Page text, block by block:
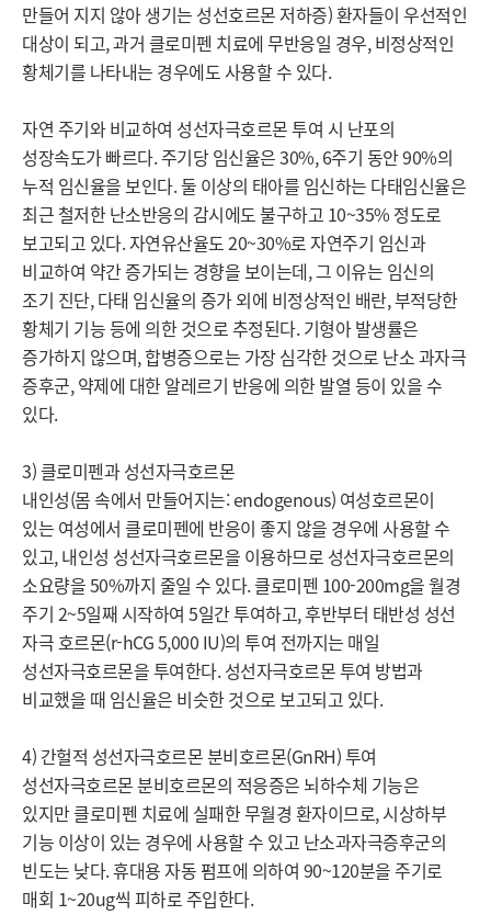
만들어 지지 않아 생기는 성선호르몬 저하증) 환자들이 우선적인
대상이 되고, 과거 클로미펜 치료에 무반응일 경우, 비정상적인
황체기를 나타내는 경우에도 사용할 수 있다.
자연 주기와 비교하여 성선자극호르몬 투여 시 난포의
성장속도가 빠르다. 주기당 임신율은 30%, 6주기 동안 90%의
누적 임신율을 보인다. 둘 이상의 태아를 임신하는 다태임신율은
최근 철저한 난소반응의 감시에도 불구하고 10~35% 정도로
보고되고 있다. 자연유산율도 20~30%로 자연주기 임신과
비교하여 약간 증가되는 경향을 보이는데, 그 이유는 임신의
조기 진단, 다태 임신율의 증가 외에 비정상적인 배란, 부적당한
황체기 기능 등에 의한 것으로 추정된다. 기형아 발생률은
증가하지 않으며, 합병증으로는 가장 심각한 것으로 난소 과자극
증후군, 약제에 대한 알레르기 반응에 의한 발열 등이 있을 수
있다.
3) 클로미펜과 성선자극호르몬
내인성(몸 속에서 만들어지는: endogenous) 여성호르몬이
있는 여성에서 클로미펜에 반응이 좋지 않을 경우에 사용할 수
있고, 내인성 성선자극호르몬을 이용하므로 성선자극호르몬의
소요량을 50%까지 줄일 수 있다. 클로미펜 100-200mg을 월경
주기 2~5일째 시작하여 5일간 투여하고, 후반부터 태반성 성선
자극 호르몬(r-hCG 5,000 IU)의 투여 전까지는 매일
성선자극호르몬을 투여한다. 성선자극호르몬 투여 방법과
비교했을 때 임신율은 비슷한 것으로 보고되고 있다.
4) 간헐적 성선자극호르몬 분비호르몬(GnRH) 투여
성선자극호르몬 분비호르몬의 적응증은 뇌하수체 기능은
있지만 클로미펜 치료에 실패한 무월경 환자이므로, 시상하부
기능 이상이 있는 경우에 사용할 수 있고 난소과자극증후군의
빈도는 낮다. 휴대용 자동 펌프에 의하여 90~120분을 주기로
매회 1~20ug씩 피하로 주입한다.